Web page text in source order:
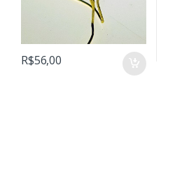
R$56,00